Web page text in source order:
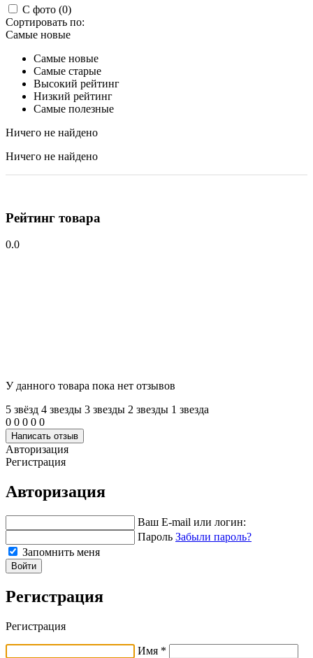
С фото (0)
Сортировать по:
Самые новые
Самые новые
Самые старые
Высокий рейтинг
Низкий рейтинг
Самые полезные
Ничего не найдено
Ничего не найдено
Рейтинг товара
0.0
У данного товара пока нет отзывов
5 звёзд 4 звeзды 3 звeзды 2 звeзды 1 звeзда
0 0 0 0 0
Написать отзыв
Авторизация
Регистрация
Авторизация
Ваш E-mail или логин:
Пароль Забыли пароль?
Запомнить меня
Войти
Регистрация
Регистрация
Имя *